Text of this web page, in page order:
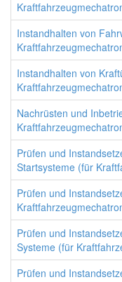
Instandhalten von
Instandhalten von
Nachrüsten und
Prüfen und
Startsysteme (für
Prüfen und
Prüfen und
Systeme (für
Prüfen und